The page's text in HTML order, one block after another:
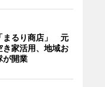
まるり商店」 元
き家活用、地域お
が開業